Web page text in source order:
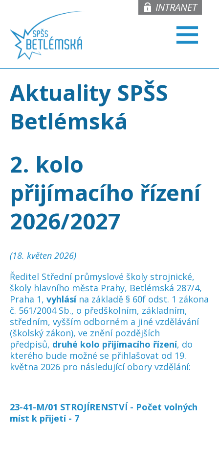
INTRANET
Aktuality SPŠS
Betlémská
2. kolo
přijímacího řízení
2026/2027
(18. květen 2026)
Ředitel Střední průmyslové školy strojnické,
školy hlavního města Prahy, Betlémská 287/4,
Praha 1, vyhlásína základě § 60f odst. 1 zákona
č. 561/2004 Sb., o předškolním, základním,
středním, vyšším odborném a jiné vzdělávání
(školský zákon), ve znění pozdějších
předpisů, druhé kolo přijímacího řízení, do
kterého bude možné se přihlašovat od 19.
května 2026 pro následující obory vzdělání:
23-41-M/01 STROJÍRENSTVÍ - Počet volných
míst k přijetí - 7